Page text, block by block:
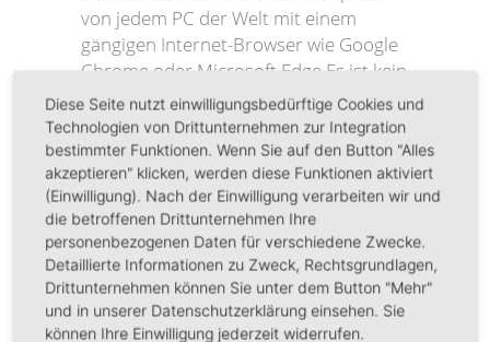
von jedem PC der Welt mit einem
gängigen Internet-Browser wie Google
Chrome oder Microsoft Edge Es ist kein
Client-Installation nötig, um Text-,...
Read More
Diese Seite nutzt einwilligungsbedürftige Cookies und
Technologien von Drittunternehmen zur Integration
bestimmter Funktionen. Wenn Sie auf den Button "Alles
akzeptieren" klicken, werden diese Funktionen aktiviert
(Einwilligung). Nach der Einwilligung verarbeiten wir und
die betroffenen Drittunternehmen Ihre
personenbezogenen Daten für verschiedene Zwecke.
Detaillierte Informationen zu Zweck, Rechtsgrundlagen,
Drittunternehmen können Sie unter dem Button "Mehr"
und in unserer Datenschutzerklärung einsehen. Sie
können Ihre Einwilligung jederzeit widerrufen.